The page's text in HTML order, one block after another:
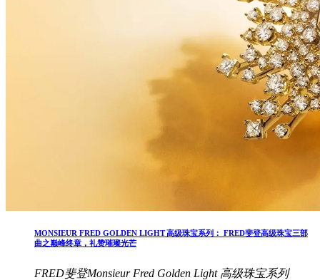
MONSIEUR FRED GOLDEN LIGHT 高级珠宝系列： FRED斐登高级珠宝三部
曲之巅峰终章，礼赞璀璨光芒
FRED斐登Monsieur Fred Golden Light 高级珠宝系列